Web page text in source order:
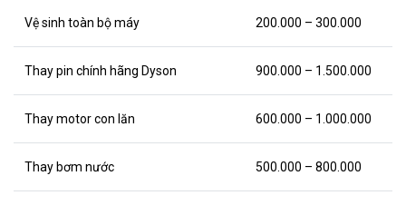
Vệ sinh toàn bộ máy 200.000 – 300.000
Thay pin chính hãng Dyson 900.000 – 1.500.000
Thay motor con lăn 600.000 – 1.000.000
Thay bơm nước 500.000 – 800.000